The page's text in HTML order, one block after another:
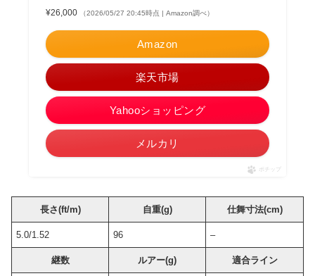
¥26,000 （2026/05/27 20:45時点 | Amazon調べ）
Amazon
楽天市場
Yahooショッピング
メルカリ
ポチップ
長さ(ft/m) 自重(g) 仕舞寸法(cm)
5.0/1.52 96 –
継数 ルアー(g) 適合ライン